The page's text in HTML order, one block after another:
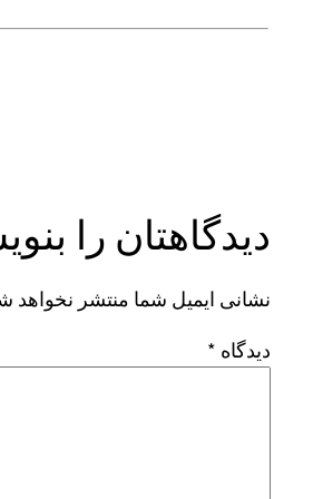
دیدگاهتان را
نشانی ایمیل شما منتشر نخواهد
دیدگاه *